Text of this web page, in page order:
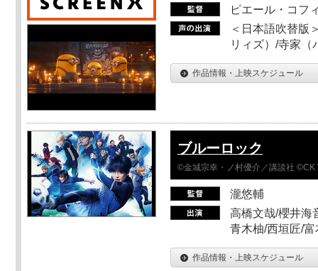
ピエール・コフ
＜日本語吹替版
リィズ）/寺家（
作品情報・上映スケジュール
ブルーロック
©金城宗幸・ノ村優介／講談社 ©CK
瀧悠輔
高橋文哉/櫻井海
青木柚/西垣匠/
作品情報・上映スケジュール